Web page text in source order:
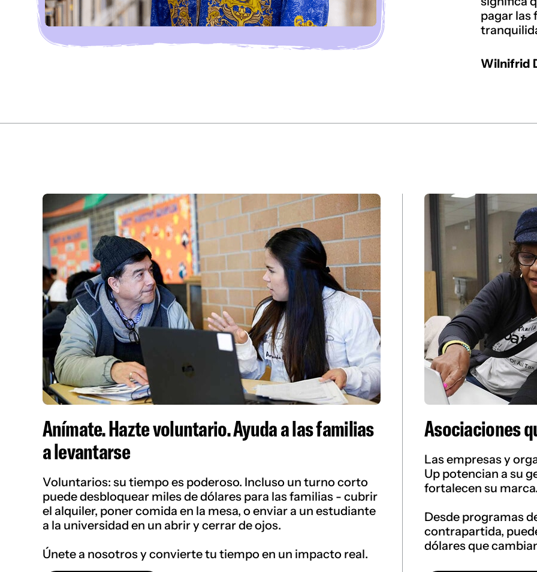
pagar las
Wilnifrid
Anímate. Hazte voluntario. Ayuda a las familias
a levantarse
Voluntarios: su tiempo es poderoso. Incluso un turno corto
puede desbloquear miles de dólares para las familias - cubrir
el alquiler, poner comida en la mesa, o enviar a un estudiante
a la universidad en un abrir y cerrar de ojos.
Únete a nosotros y convierte tu tiempo en un impacto real.
Asociaciones
Las empresas y
Up potencian a su
fortalecen su
Desde programas
contrapartida,
dólares que